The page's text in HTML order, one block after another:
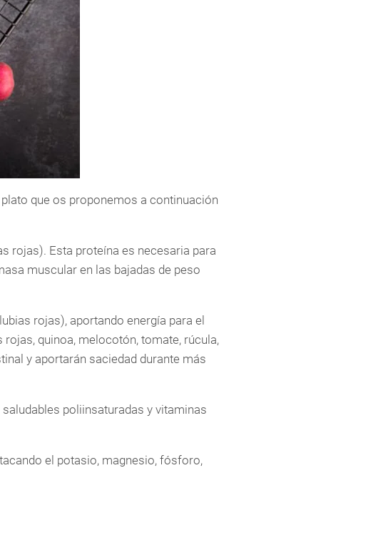
que os proponemos a continuación
rojas). Esta proteína es necesaria para
muscular en las bajadas de peso
rojas), aportando energía para el
quinoa, melocotón, tomate, rúcula,
y aportarán saciedad durante más
poliinsaturadas y vitaminas
el potasio, magnesio, fósforo,